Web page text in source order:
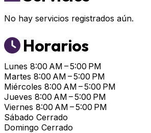
No hay servicios registrados aún.
Horarios
Lunes 8:00 AM – 5:00 PM
Martes 8:00 AM – 5:00 PM
Miércoles 8:00 AM – 5:00 PM
Jueves 8:00 AM – 5:00 PM
Viernes 8:00 AM – 5:00 PM
Sábado Cerrado
Domingo Cerrado